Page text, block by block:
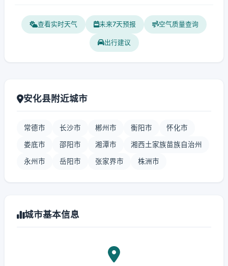
查看实时天气 未来7天预报 空气质量查询
出行建议
安化县附近城市
常德市 长沙市 郴州市 衡阳市 怀化市
娄底市 邵阳市 湘潭市 湘西土家族苗族自治州
永州市 岳阳市 张家界市 株洲市
城市基本信息